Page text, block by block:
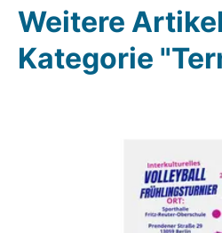
Weitere
Kategorie